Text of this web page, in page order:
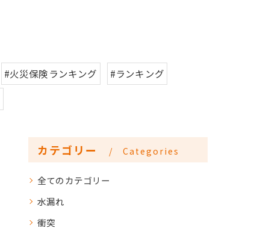
#火災保険ランキング
#ランキング
カテゴリー Categories
全てのカテゴリー
水漏れ
衝突